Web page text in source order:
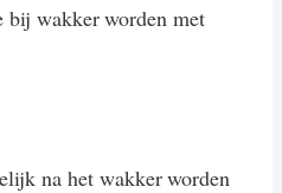
wakker worden met
na het wakker worden